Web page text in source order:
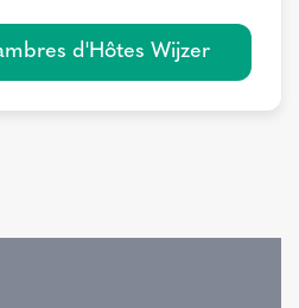
d'Hôtes Wijzer